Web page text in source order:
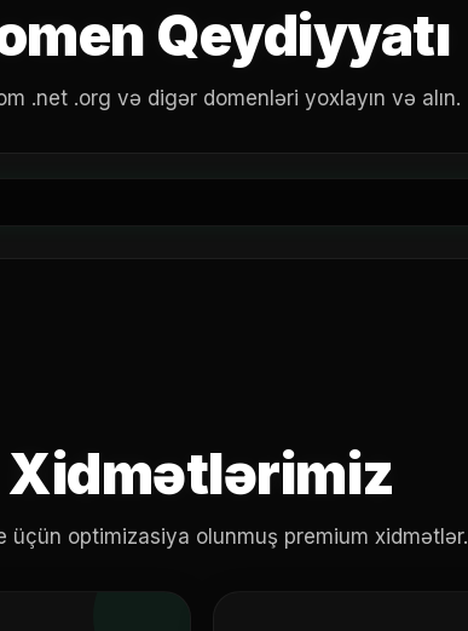
Qeydiyyatı
.net .org və digər domenləri yoxlayın və alın.
Xidmətlərimiz
üçün optimizasiya olunmuş premium xidmətlər.